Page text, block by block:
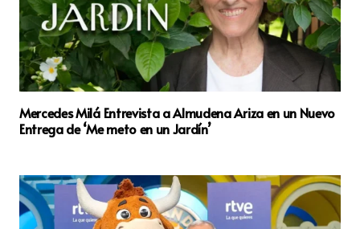
Mercedes Milá Entrevista a Almudena Ariza en un Nuevo
Entrega de ‘Me meto en un Jardín’